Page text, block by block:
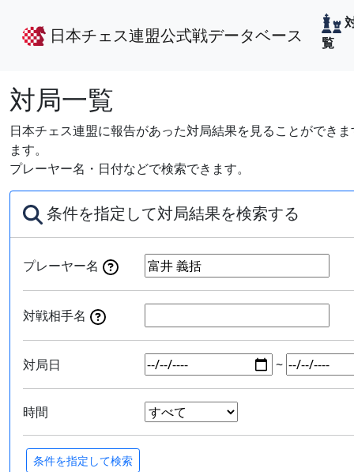
日本チェス連盟公式戦データベース
覧
対局一覧
日本チェス連盟に報告があった対局結果を見ることができ
ます。
プレーヤー名・日付などで検索できます。
条件を指定して対局結果を検索する
プレーヤー名
対戦相手名
対局日 ~
時間